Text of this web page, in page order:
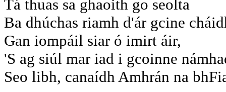
Tá thuas sa ghaoith go seolta
Ba dhúchas riamh d'ár gcine
Gan iompáil siar ó imirt áir,
'S ag siúl mar iad i gcoinne
Seo libh, canaídh Amhrán na